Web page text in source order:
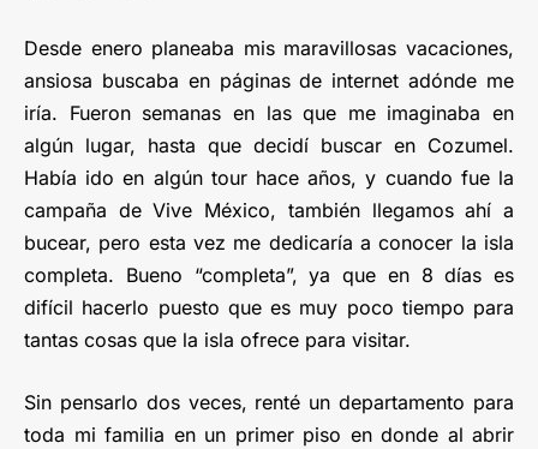
Desde enero planeaba mis maravillosas vacaciones,
ansiosa buscaba en páginas de internet adónde me
iría. Fueron semanas en las que me imaginaba en
algún lugar, hasta que decidí buscar en Cozumel.
Había ido en algún tour hace años, y cuando fue la
campaña de Vive México, también llegamos ahí a
bucear, pero esta vez me dedicaría a conocer la isla
completa. Bueno “completa”, ya que en 8 días es
difícil hacerlo puesto que es muy poco tiempo para
tantas cosas que la isla ofrece para visitar.
Sin pensarlo dos veces, renté un departamento para
toda mi familia en un primer piso en donde al abrir